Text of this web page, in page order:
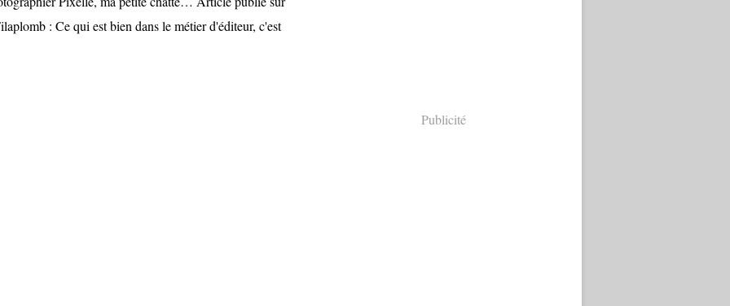
: Ce qui est bien dans le métier d'éditeur, c'est
Publicité